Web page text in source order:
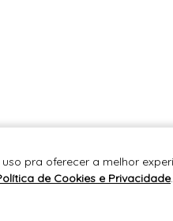
pra oferecer a melhor
de Cookies e Privacidade.